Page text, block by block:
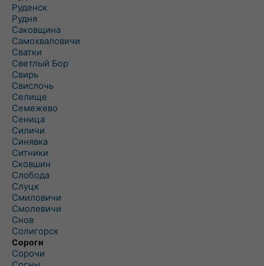
Руденск
Рудня
Саковщина
Самохваловичи
Сватки
Светлый Бор
Свирь
Свислочь
Селище
Семежево
Сеница
Силичи
Синявка
Ситники
Сковшин
Слобода
Слуцк
Смиловичи
Смолевичи
Снов
Солигорск
Сороги
Сорочи